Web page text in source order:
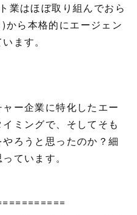
業はほぼ取り組んでおら
ら本格的にエージェン
ます。
ー企業に特化したエー
ミングで、そしてそも
ろうと思ったのか？細
ています。